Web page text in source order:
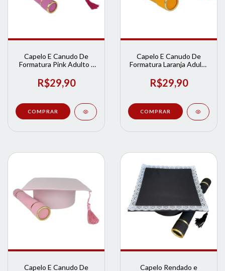
Capelo E Canudo De
Formatura Pink Adulto |
R$29,90
Capelo E Canudo De
Formatura Laranja Adulto
R$29,90
Capelo E Canudo De Capelo Rendado e